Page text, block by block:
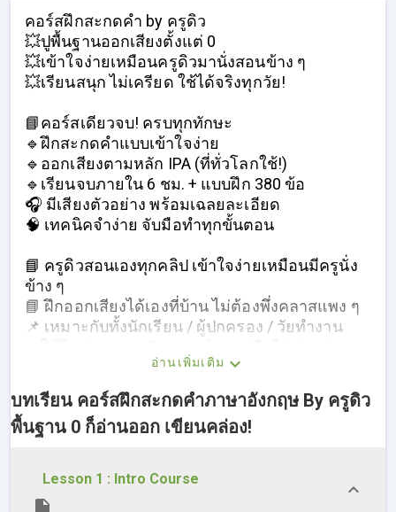
คอร์สฝึกสะกดคำ by ครูดิว
💥ปูพื้นฐานออกเสียงตั้งแต่ 0
💥เข้าใจง่ายเหมือนครูดิวมานั่งสอนข้าง ๆ
💥เรียนสนุก ไม่เครียด ใช้ได้จริงทุกวัย!
📘คอร์สเดียวจบ! ครบทุกทักษะ
🔹ฝึกสะกดคำแบบเข้าใจง่าย
🔹ออกเสียงตามหลัก IPA (ที่ทั่วโลกใช้!)
🔹เรียนจบภายใน 6 ชม. + แบบฝึก 380 ข้อ
🎧 มีเสียงตัวอย่าง พร้อมเฉลยละเอียด
🧠 เทคนิคจำง่าย จับมือทำทุกขั้นตอน
📘 ครูดิวสอนเองทุกคลิป เข้าใจง่ายเหมือนมีครูนั่ง
ข้าง ๆ
📘 ฝึกออกเสียงได้เองที่บ้าน ไม่ต้องพึ่งคลาสแพง ๆ
📌 เหมาะกับทั้งนักเรียน / ผู้ปกครอง / วัยทำงาน
👇 อยากออกเสียงได้ “เป๊ะทุกคำ” แบบฝรั่ง
แค่เริ่มฝึกจากคอร์สนี้ แล้วคุณจะพูดได้มั่นใจขึ้น
อ่านเพิ่มเติม
บทเรียน คอร์สฝึกสะกดคำภาษาอังกฤษ By ครูดิว
พื้นฐาน 0 ก็อ่านออก เขียนคล่อง!
Lesson 1 : Intro Course